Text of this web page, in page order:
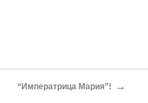
“Императрица Мария”! →